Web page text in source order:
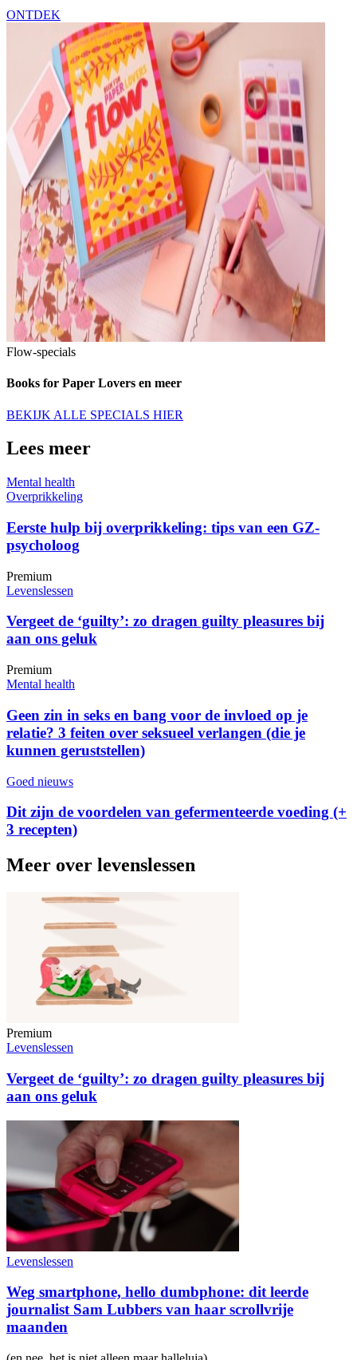
ONTDEK
Flow-specials
Books for Paper Lovers en meer
BEKIJK ALLE SPECIALS HIER
Lees meer
Mental health
Overprikkeling
Eerste hulp bij overprikkeling: tips van een GZ-
psycholoog
Premium
Levenslessen
Vergeet de ‘guilty’: zo dragen guilty pleasures bij
aan ons geluk
Premium
Mental health
Geen zin in seks en bang voor de invloed op je
relatie? 3 feiten over seksueel verlangen (die je
kunnen geruststellen)
Goed nieuws
Dit zijn de voordelen van gefermenteerde voeding (+
3 recepten)
Meer over levenslessen
Premium
Levenslessen
Vergeet de ‘guilty’: zo dragen guilty pleasures bij
aan ons geluk
Levenslessen
Weg smartphone, hello dumbphone: dit leerde
journalist Sam Lubbers van haar scrollvrije
maanden